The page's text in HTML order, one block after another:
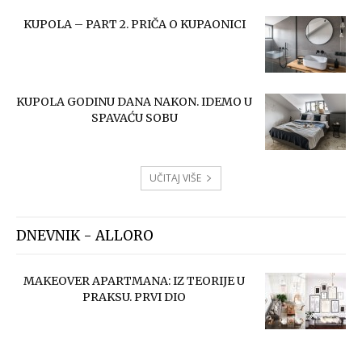
KUPOLA – PART 2. PRIČA O KUPAONICI
KUPOLA GODINU DANA NAKON. IDEMO U
SPAVAĆU SOBU
UČITAJ VIŠE
DNEVNIK - ALLORO
MAKEOVER APARTMANA: IZ TEORIJE U
PRAKSU. PRVI DIO